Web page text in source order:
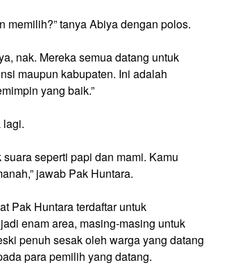
memilih?” tanya Abiya dengan polos.
nak. Mereka semua datang untuk
maupun kabupaten. Ini adalah
yang baik.”
lagi.
seperti papi dan mami. Kamu
jawab Pak Huntara.
Pak Huntara terdaftar untuk
enam area, masing-masing untuk
penuh sesak oleh warga yang datang
para pemilih yang datang.